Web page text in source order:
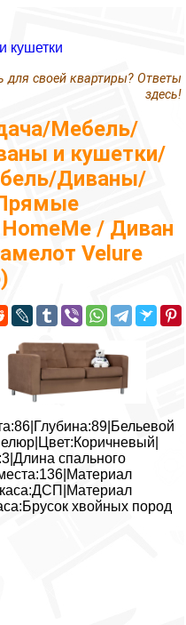
кушетки
своей квартиры? Ответы
здесь!
Мебель/
и кушетки/
Диваны/
/ Диван
Velure
спального
хвойных пород